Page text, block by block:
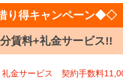
り得キャンペーン◆◇
賃料+礼金サービス!!
礼金サービス 契約手数料